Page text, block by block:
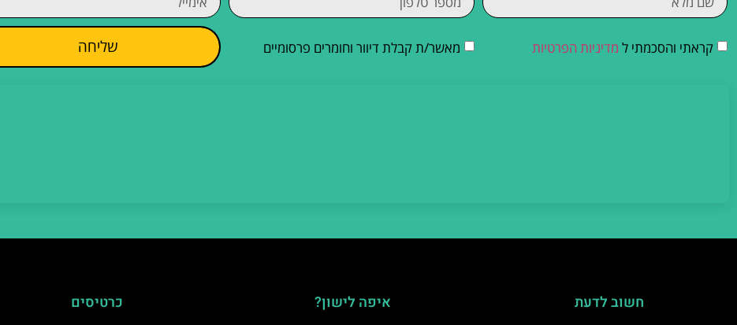
קראתי והסכמתי ל מדיניות הפרטיות מאשר/ת קבלת דיוור וחומרים פרסומיים שליחה
חשוב לדעת
איפה לישון?
כרטיסים